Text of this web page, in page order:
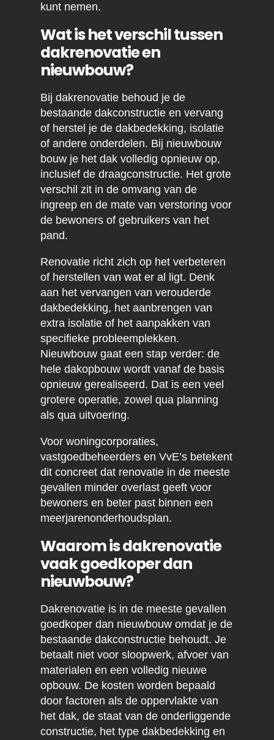
kunt nemen.
Wat is het verschil tussen
dakrenovatie en
nieuwbouw?
Bij dakrenovatie behoud je de
bestaande dakconstructie en vervang
of herstel je de dakbedekking, isolatie
of andere onderdelen. Bij nieuwbouw
bouw je het dak volledig opnieuw op,
inclusief de draagconstructie. Het grote
verschil zit in de omvang van de
ingreep en de mate van verstoring voor
de bewoners of gebruikers van het
pand.
Renovatie richt zich op het verbeteren
of herstellen van wat er al ligt. Denk
aan het vervangen van verouderde
dakbedekking, het aanbrengen van
extra isolatie of het aanpakken van
specifieke probleemplekken.
Nieuwbouw gaat een stap verder: de
hele dakopbouw wordt vanaf de basis
opnieuw gerealiseerd. Dat is een veel
grotere operatie, zowel qua planning
als qua uitvoering.
Voor woningcorporaties,
vastgoedbeheerders en VvE’s betekent
dit concreet dat renovatie in de meeste
gevallen minder overlast geeft voor
bewoners en beter past binnen een
meerjarenonderhoudsplan.
Waarom is dakrenovatie
vaak goedkoper dan
nieuwbouw?
Dakrenovatie is in de meeste gevallen
goedkoper dan nieuwbouw omdat je de
bestaande dakconstructie behoudt. Je
betaalt niet voor sloopwerk, afvoer van
materialen en een volledig nieuwe
opbouw. De kosten worden bepaald
door factoren als de oppervlakte van
het dak, de staat van de onderliggende
constructie, het type dakbedekking en